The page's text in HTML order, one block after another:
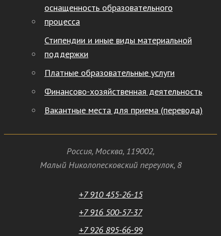
оснащенность образовательного
процесса
Стипендии и иные виды материальной
поддержки
Платные образовательные услуги
Финансово-хозяйственная деятельность
Вакантные места для приема (перевода)
Россия, Москва, 119002,
Малый Николопесковский переулок,8
+7 910 455-26-15
+7 916 500-57-37
+7 926 895-66-99